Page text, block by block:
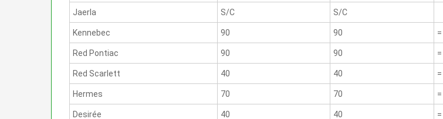
Jaerla S/C S/C
Kennebec 90 90 =
Red Pontiac 90 90 =
Red Scarlett 40 40 =
Hermes 70 70 =
Desirée 40 40 =